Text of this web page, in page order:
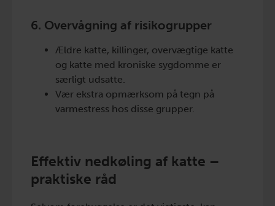
6. Overvågning af risikogrupper
Ældre katte, killinger, overvægtige katte
og katte med kroniske sygdomme er
særligt udsatte.
Vær ekstra opmærksom på tegn på
varmestress hos disse grupper.
Effektiv nedkøling af katte –
praktiske råd